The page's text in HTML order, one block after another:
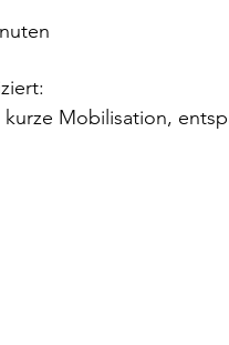
Mobilisation,